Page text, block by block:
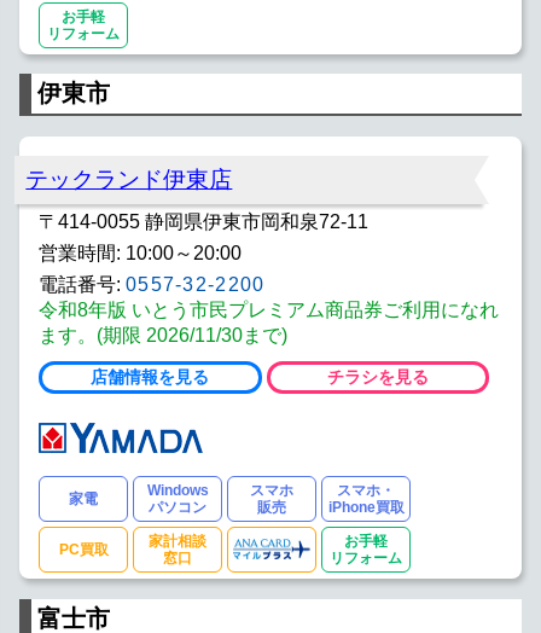
お手軽
リフォーム
伊東市
テックランド伊東店
〒414-0055 静岡県伊東市岡和泉72-11
営業時間: 10:00～20:00
電話番号: 0557-32-2200
令和8年版 いとう市民プレミアム商品券ご利用になれ
ます。(期限 2026/11/30まで)
店舗情報を見る チラシを見る
家電
Windows
パソコン
スマホ
販売
スマホ・
iPhone買取
PC買取
家計相談
窓口
お手軽
リフォーム
富士市